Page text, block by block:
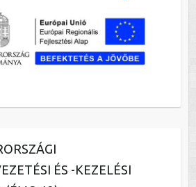
ÉS -KEZELÉSI